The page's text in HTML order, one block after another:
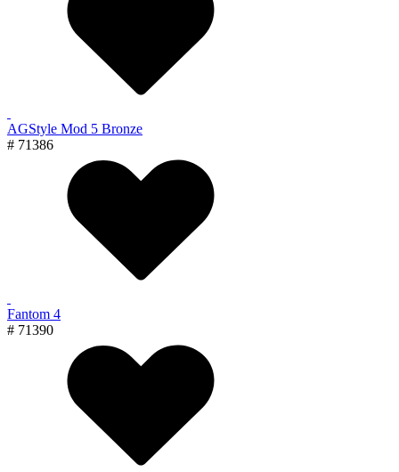
AGStyle Mod 5 Bronze
# 71386
Fantom 4
# 71390